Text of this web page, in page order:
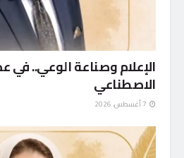
الإعلام وصناعة الوعي.. في
الاصطناعي